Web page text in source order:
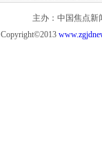
主办：中国焦点新
Copyright©2013